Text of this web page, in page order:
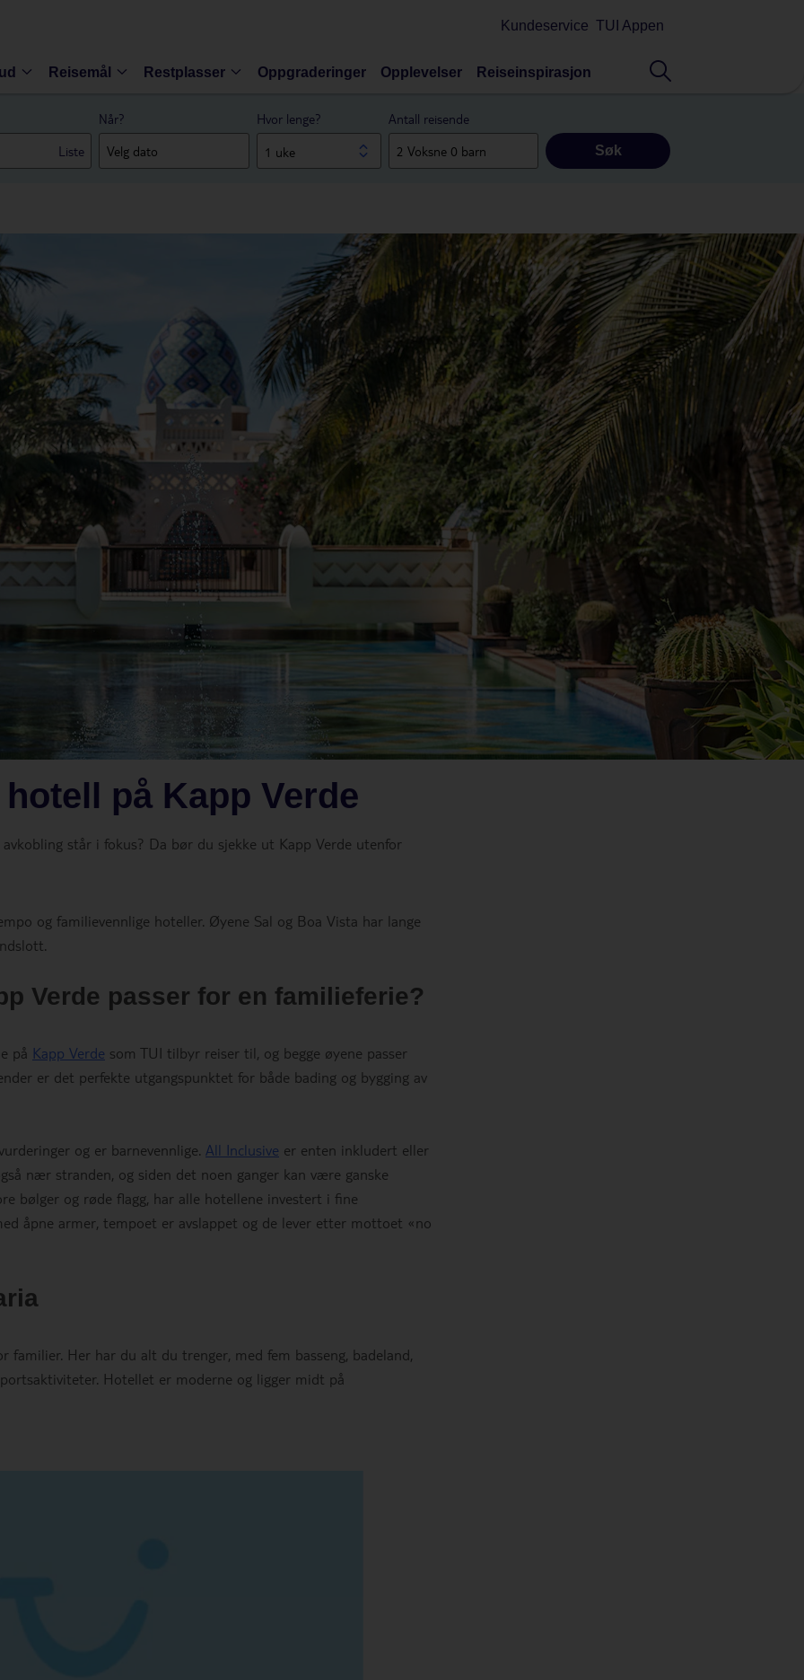
Kundeservice TUI Appen
Reisemål Restplasser Oppgraderinger Opplevelser Reiseinspirasjon
Liste
Når? Hvor lenge?
1 uke
Antall reisende
Søk
på Kapp Verde
står i fokus? Da bør du sjekke ut Kapp Verde utenfor
og familievennlige hoteller. Øyene Sal og Boa Vista har lange
Verde passer for en familieferie?
på Kapp Verde som TUI tilbyr reiser til, og begge øyene passer
er det perfekte utgangspunktet for både bading og bygging av
og er barnevennlige. All Inclusive er enten inkludert eller
nær stranden, og siden det noen ganger kan være ganske
bølger og røde flagg, har alle hotellene investert i fine
åpne armer, tempoet er avslappet og de lever etter mottoet «no
familier. Her har du alt du trenger, med fem basseng, badeland,
Hotellet er moderne og ligger midt på